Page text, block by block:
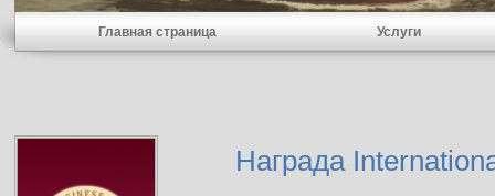
Главная страница Услуги
Награда